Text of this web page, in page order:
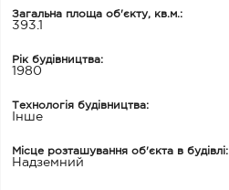
Загальна площа об'єкту, кв.м.:
393.1
Рік будівництва:
1980
Технологія будівництва:
Iнше
Місце розташування об'єкта в будівлі:
Надземний